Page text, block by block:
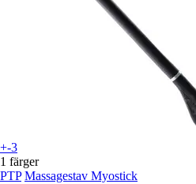
+-3
1 färger
PTP Massagestav Myostick